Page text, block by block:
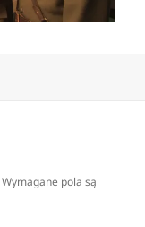
Wymagane pola są